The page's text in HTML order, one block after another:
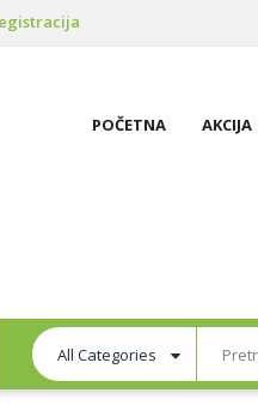
POČETNA AKCIJA